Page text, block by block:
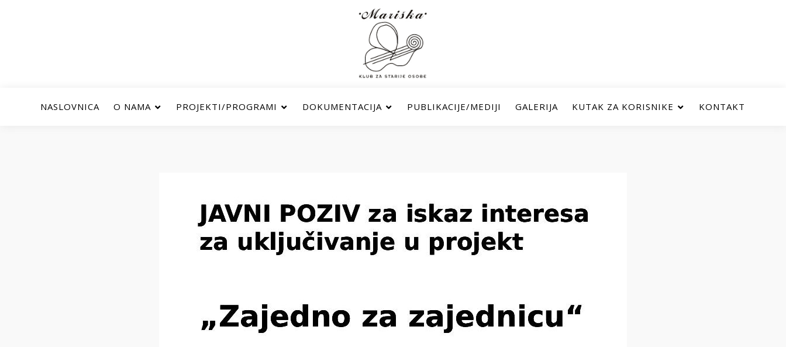
NASLOVNICA O NAMA PROJEKTI/PROGRAMI DOKUMENTACIJA PUBLIKACIJE/MEDIJI GALERIJA KUTAK ZA KORISNIKE KONTAKT